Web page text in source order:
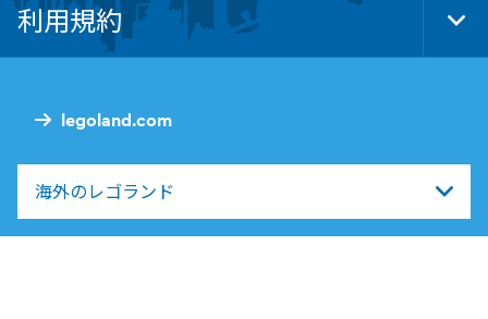
legoland.com
海外のレゴランド
利用規約